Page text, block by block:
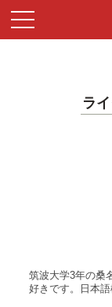
ラ
筑波大学3年の桑
好きです。日本語